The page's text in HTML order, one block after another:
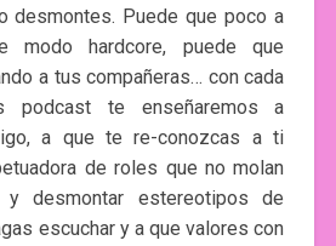
desmontes. Puede que poco a
modo hardcore, puede que
a tus compañeras… con cada
podcast te enseñaremos a
a que te re-conozcas a ti
de roles que no molan
y desmontar estereotipos de
escuchar y a que valores con